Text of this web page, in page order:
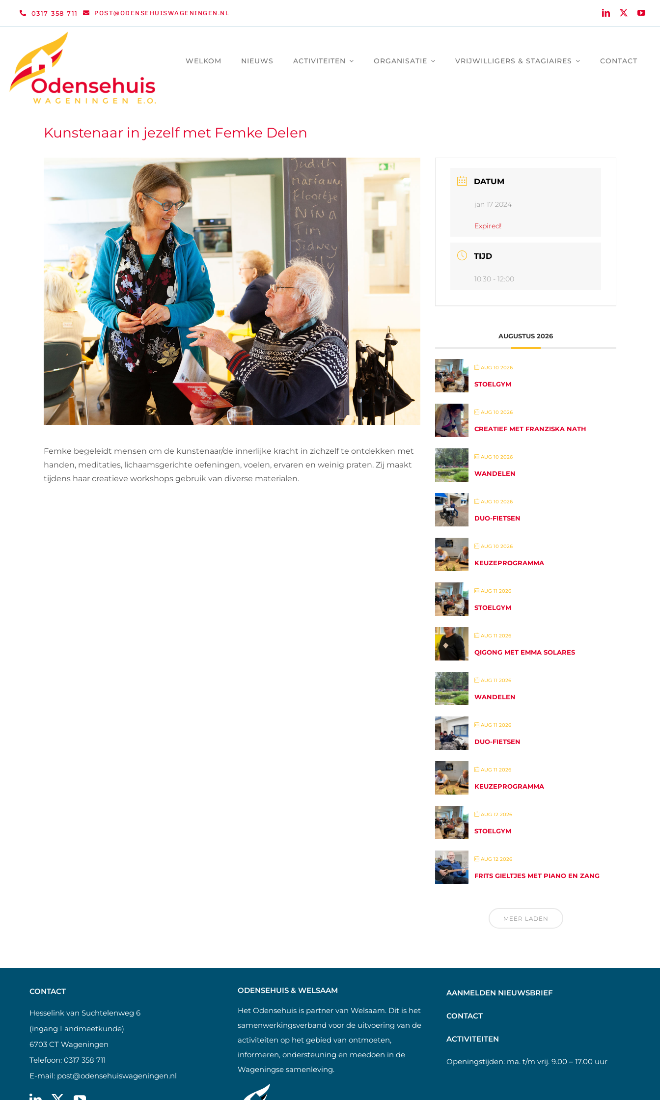
0317 358 711 POST@ODENSEHUISWAGENINGEN.NL
WELKOM NIEUWS ACTIVITEITEN ORGANISATIE VRIJWILLIGERS & STAGIAIRES CONTACT
Kunstenaar in jezelf met Femke Delen
Femke begeleidt mensen om de kunstenaar/de innerlijke kracht in zichzelf te ontdekken met
handen, meditaties, lichaamsgerichte oefeningen, voelen, ervaren en weinig praten. Zij maakt
tijdens haar creatieve workshops gebruik van diverse materialen.
DATUM
jan 17 2024
Expired!
TIJD
10:30 - 12:00
AUGUSTUS 2026
AUG 10 2026
STOELGYM
AUG 10 2026
CREATIEF MET FRANZISKA NATH
AUG 10 2026
WANDELEN
AUG 10 2026
DUO-FIETSEN
AUG 10 2026
KEUZEPROGRAMMA
AUG 11 2026
STOELGYM
AUG 11 2026
QIGONG MET EMMA SOLARES
AUG 11 2026
WANDELEN
AUG 11 2026
DUO-FIETSEN
AUG 11 2026
KEUZEPROGRAMMA
AUG 12 2026
STOELGYM
AUG 12 2026
FRITS GIELTJES MET PIANO EN ZANG
MEER LADEN
CONTACT
Hesselink van Suchtelenweg 6
(ingang Landmeetkunde)
6703 CT Wageningen
Telefoon: 0317 358 711
E-mail: post@odensehuiswageningen.nl
ODENSEHUIS & WELSAAM
Het Odensehuis is partner van Welsaam. Dit is het
samenwerkingsverband voor de uitvoering van de
activiteiten op het gebied van ontmoeten,
informeren, ondersteuning en meedoen in de
Wageningse samenleving.
AANMELDEN NIEUWSBRIEF
CONTACT
ACTIVITEITEN
Openingstijden: ma. t/m vrij. 9.00 – 17.00 uur